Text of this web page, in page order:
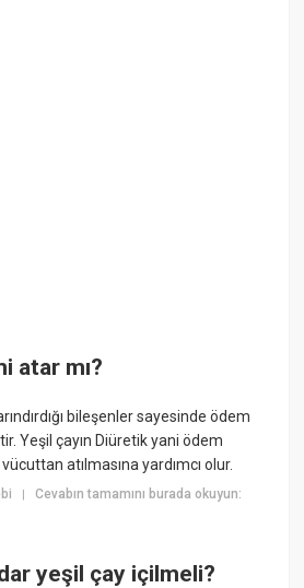
atar mı?
bileşenler sayesinde ödem
Yeşil çayın Diüretik yani ödem
atılmasına yardımcı olur.
|Cevabın tamamını burada okuyun:
yeşil çay içilmeli?